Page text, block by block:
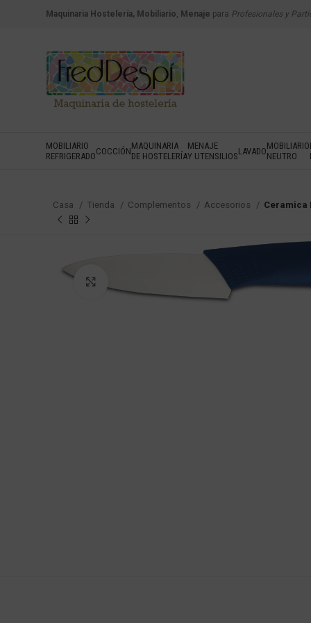
Maquinaria Hostelería, Mobiliario, Menaje para Profesionales y
MOBILIARIO
REFRIGERADOCOCCIÓNMAQUINARIA
DE HOSTELERÍA
MENAJE
Y UTENSILIOSLAVADOMOBILIARIO
NEUTRO
Casa Tienda Complementos Accesorios Ceramica